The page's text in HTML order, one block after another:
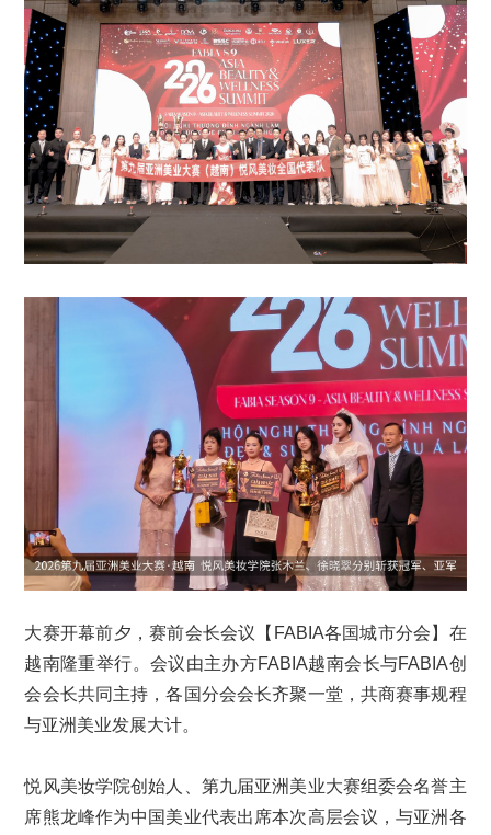
大赛开幕前夕，赛前会长会议【FABIA各国城市分会】在
越南隆重举行。会议由主办方FABIA越南会长与FABIA创
会会长共同主持，各国分会会长齐聚一堂，共商赛事规程
与亚洲美业发展大计。
悦风美妆学院创始人、第九届亚洲美业大赛组委会名誉主
席熊龙峰作为中国美业代表出席本次高层会议，与亚洲各